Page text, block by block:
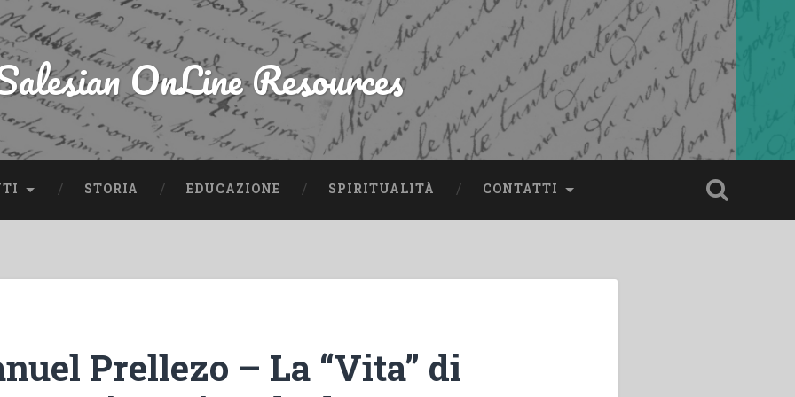
OnLine Resources
STORIA EDUCAZIONE SPIRITUALITÀ CONTATTI
Prellezo – La “Vita” di